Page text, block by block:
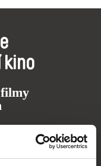
kino
filmy
7 klíčových evropských
jeho rozmanitost a